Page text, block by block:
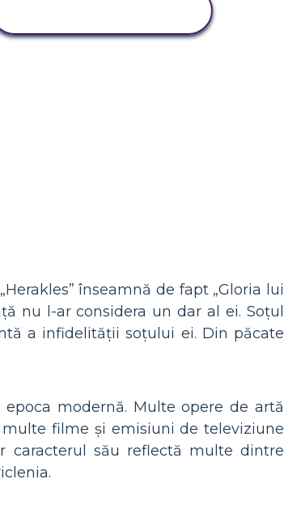
înseamnă de fapt „Gloria lui
nu l-ar considera un dar al ei. Soțul
a infidelității soțului ei. Din păcate
modernă. Multe opere de artă
filme și emisiuni de televiziune
său reflectă multe dintre